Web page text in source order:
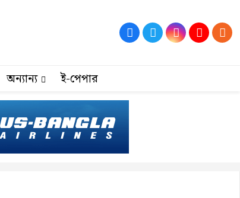
অন্যান্য ই-পেপার